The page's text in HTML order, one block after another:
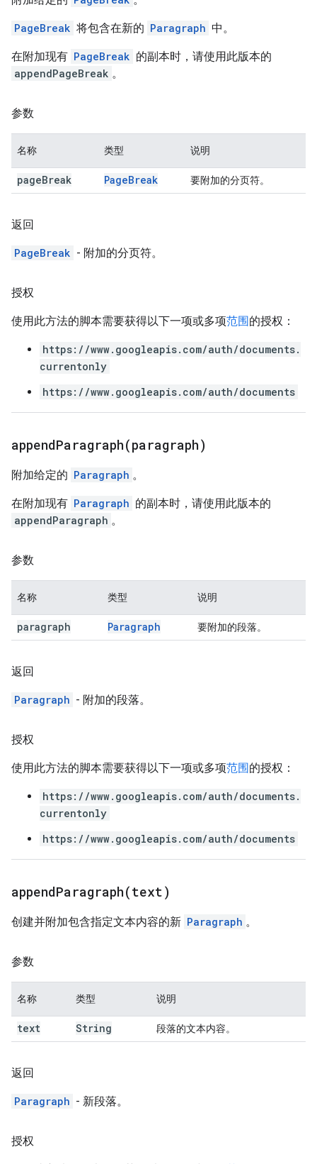
PageBreak 将包含在新的 Paragraph 中。
在附加现有 PageBreak 的副本时，请使用此版本的
appendPageBreak 。
参数
名称 类型 说明
pageBreak PageBreak 要附加的分页符。
返回
PageBreak - 附加的分页符。
授权
使用此方法的脚本需要获得以下一项或多项范围的授权：
https://www.googleapis.com/auth/documents.
currentonly
https://www.googleapis.com/auth/documents
appendParagraph(paragraph)
附加给定的 Paragraph 。
在附加现有 Paragraph 的副本时，请使用此版本的
appendParagraph 。
参数
名称 类型 说明
paragraph Paragraph 要附加的段落。
返回
Paragraph - 附加的段落。
授权
使用此方法的脚本需要获得以下一项或多项范围的授权：
https://www.googleapis.com/auth/documents.
currentonly
https://www.googleapis.com/auth/documents
appendParagraph(text)
创建并附加包含指定文本内容的新 Paragraph 。
参数
名称 类型 说明
text String 段落的文本内容。
返回
Paragraph - 新段落。
授权